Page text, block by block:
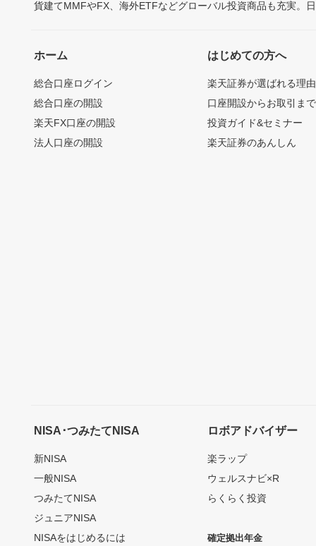
貨建てMMFやFX、海外ETFなどグローバル投資商品も充実。
ホーム
総合口座ログイン
総合口座の開設
楽天FX口座の開設
法人口座の開設
はじめての方へ
楽天証券が選ばれる理由
口座開設からお取引ま
投資ガイド&セミナー
楽天証券のあんしん
NISA･つみたてNISA
新NISA
一般NISA
つみたてNISA
ジュニアNISA
NISAをはじめるには
ロボアドバイザー
楽ラップ
ウェルスナビ×R
らくらく投資
確定拠出年金